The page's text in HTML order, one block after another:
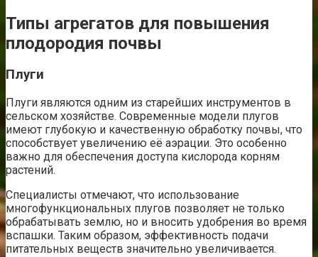
Типы агрегатов для повышения
плодородия почвы
Плуги
Плуги являются одним из старейших инструментов в
сельском хозяйстве. Современные модели плугов
имеют глубокую и качественную обработку почвы, что
способствует увеличению её аэрации. Это особенно
важно для обеспечения доступа кислорода корням
растений.
Специалисты отмечают, что использование
многофункциональных плугов позволяет не только
обрабатывать землю, но и вносить удобрения во время
вспашки. Таким образом, эффективность подачи
питательных веществ значительно увеличивается.